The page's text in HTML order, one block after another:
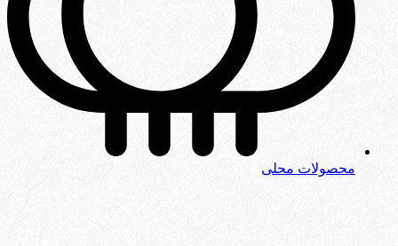
محصولات محلی